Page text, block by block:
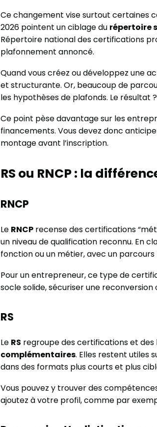
Ce changement vise surtout certaines
2026 pointent un ciblage du répertoire
Répertoire national des certifications
plafonnement annoncé.
Quand vous créez ou développez une
et structurante. Or, beaucoup de
les hypothèses de plafonds. Le résultat ?
Ce point pèse davantage sur les
financements. Vous devez donc
montage avant l’inscription.
RS ou RNCP : la
RNCP
Le RNCP recense des certifications
un niveau de qualification reconnu. En
fonction ou un métier, avec un
Pour un entrepreneur, ce type de
socle solide, sécuriser une
RS
Le RS regroupe des certifications et
complémentaires. Elles restent utiles
dans des formats plus courts et plus
Vous pouvez y trouver des
ajoutez à votre profil, comme par